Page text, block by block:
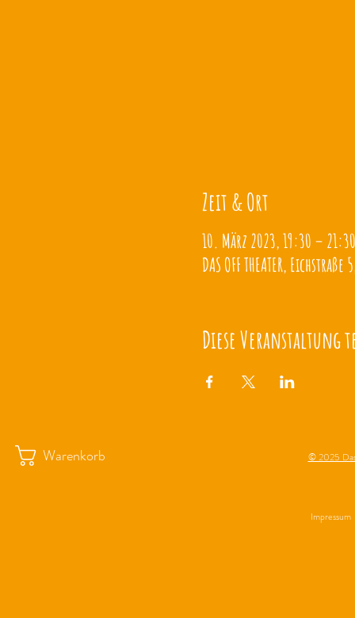
Zeit & Ort
10. März 2023, 19:30 – 21:30
DAS OFF THEATER,
Diese Veranstaltung
Warenkorb © 2025
Impressum